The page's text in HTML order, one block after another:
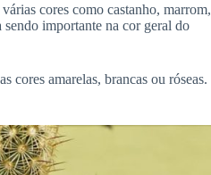
cores como castanho, marrom,
importante na cor geral do
cores amarelas, brancas ou róseas.